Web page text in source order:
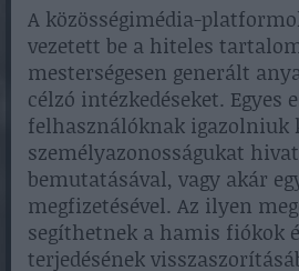
A közösségimédia-
vezetett be a hiteles
mesterségesen generált
célzó intézkedéseket. Egyes
felhasználóknak igazolniuk
személyazonosságukat
bemutatásával, vagy akár
megfizetésével. Az ilyen
segíthetnek a hamis fiókok
terjedésének